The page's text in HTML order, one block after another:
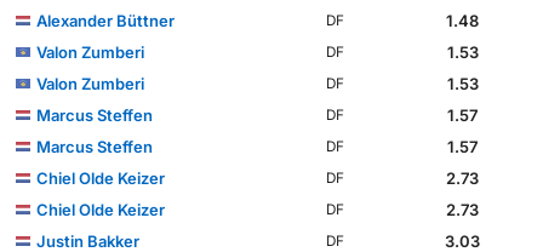
Alexander Büttner
DF
1.48
Valon Zumberi
DF
1.53
Valon Zumberi
DF
1.53
Marcus Steffen
DF
1.57
Marcus Steffen
DF
1.57
Chiel Olde Keizer
DF
2.73
Chiel Olde Keizer
DF
2.73
Justin Bakker
DF
3.03